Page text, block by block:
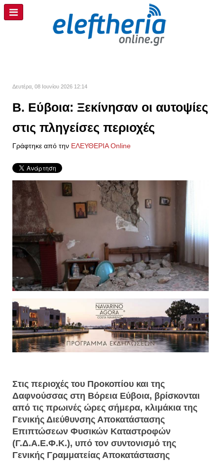
Δευτέρα, 08 Ιουνίου 2026 12:14
Β. Εύβοια: Ξεκίνησαν οι αυτοψίες
στις πληγείσες περιοχές
Γράφτηκε από την ΕΛΕΥΘΕΡΙΑ Online
Στις περιοχές του Προκοπίου και της
Δαφνούσσας στη Βόρεια Εύβοια, βρίσκονται
από τις πρωινές ώρες σήμερα, κλιμάκια της
Γενικής Διεύθυνσης Αποκατάστασης
Επιπτώσεων Φυσικών Καταστροφών
(Γ.Δ.Α.Ε.Φ.Κ.), υπό τον συντονισμό της
Γενικής Γραμματείας Αποκατάστασης